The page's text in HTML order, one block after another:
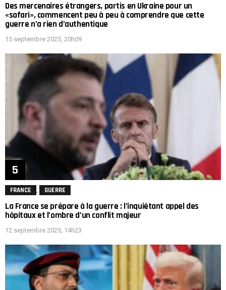
Des mercenaires étrangers, partis en Ukraine pour un
«safari», commencent peu à peu à comprendre que cette
guerre n’a rien d’authentique
15 septembre 2025, 20h09
FRANCE GUERRE
La France se prépare à la guerre : l’inquiétant appel des
hôpitaux et l’ombre d’un conflit majeur
12 septembre 2025, 14h23